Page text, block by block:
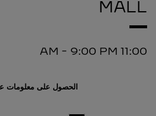
MALL
11:00 AM
- 9:00 PM
الحصول على معلومات